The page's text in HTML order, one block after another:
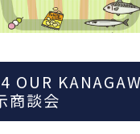
OUR
商談会